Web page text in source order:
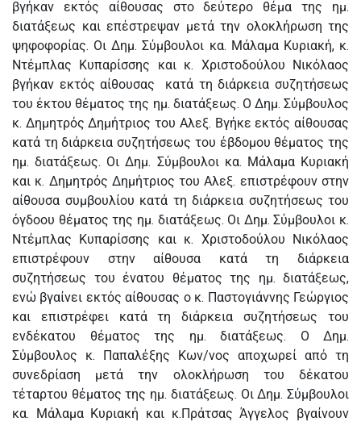
βγήκαν εκτός αίθουσας στο δεύτερο θέμα της ημ.
διατάξεως και επέστρεψαν μετά την ολοκλήρωση της
ψηφοφορίας. Οι Δημ. Σύμβουλοι κα. Μάλαμα Κυριακή, κ.
Ντέμπλας Κυπαρίσσης και κ. Χριστοδούλου Νικόλαος
βγήκαν εκτός αίθουσας κατά τη διάρκεια συζητήσεως
του έκτου θέματος της ημ. διατάξεως. Ο Δημ. Σύμβουλος
κ. Δημητρός Δημήτριος του Αλεξ. Βγήκε εκτός αίθουσας
κατά τη διάρκεια συζητήσεως του έβδομου θέματος της
ημ. διατάξεως. Οι Δημ. Σύμβουλοι κα. Μάλαμα Κυριακή
και κ. Δημητρός Δημήτριος του Αλεξ. επιστρέφουν στην
αίθουσα συμβουλίου κατά τη διάρκεια συζητήσεως του
όγδοου θέματος της ημ. διατάξεως. Οι Δημ. Σύμβουλοι κ.
Ντέμπλας Κυπαρίσσης και κ. Χριστοδούλου Νικόλαος
επιστρέφουν στην αίθουσα κατά τη διάρκεια
συζητήσεως του ένατου θέματος της ημ. διατάξεως,
ενώ βγαίνει εκτός αίθουσας ο κ. Παστογιάννης Γεώργιος
και επιστρέφει κατά τη διάρκεια συζητήσεως του
ενδέκατου θέματος της ημ. διατάξεως. Ο Δημ.
Σύμβουλος κ. Παπαλέξης Κων/νος αποχωρεί από τη
συνεδρίαση μετά την ολοκλήρωση του δέκατου
τέταρτου θέματος της ημ. διατάξεως. Οι Δημ. Σύμβουλοι
κα. Μάλαμα Κυριακή και κ.Πράτσας Άγγελος βγαίνουν